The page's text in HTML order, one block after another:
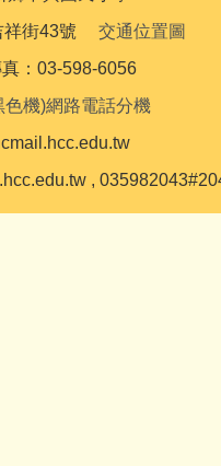
祥街43號 交通位置圖
：03-598-6056
色機)網路電話分機
,